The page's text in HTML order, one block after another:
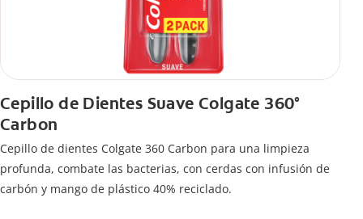
Cepillo de Dientes Suave Colgate 360°
Carbon
Cepillo de dientes Colgate 360 ​​Carbon para una limpieza
profunda, combate las bacterias, con cerdas con infusión de
carbón y mango de plástico 40% reciclado.